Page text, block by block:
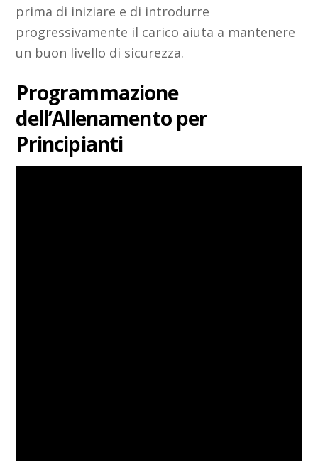
prima di iniziare e di introdurre
progressivamente il carico aiuta a mantenere
un buon livello di sicurezza.
Programmazione
dell’Allenamento per
Principianti